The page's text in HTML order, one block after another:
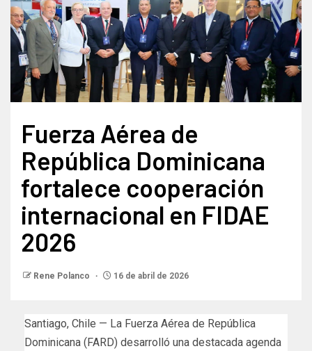
Fuerza Aérea de
República Dominicana
fortalece cooperación
internacional en FIDAE
2026
Rene Polanco 16 de abril de 2026
Santiago, Chile — La Fuerza Aérea de República
Dominicana (FARD) desarrolló una destacada agenda